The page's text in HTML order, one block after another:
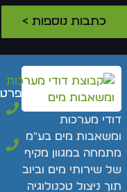
כתבות נוספות >
מערכות
מים בע"מ
במגוון מקיף
שירותי מים וביוב
ניצול טכנולוגיה